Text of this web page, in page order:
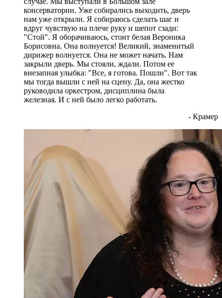
консерватории. Уже собирались выходить, дверь
нам уже открыли. Я собираюсь сделать шаг и
вдруг чувствую на плече руку и шепот сзади:
"Стой". Я оборачиваюсь, стоит белая Вероника
Борисовна. Она волнуется! Великий, знаменитый
дирижер волнуется. Она не может начать. Нам
закрыли дверь. Мы стояли, ждали. Потом ее
внезапная улыбка: "Все, я готова. Пошли". Вот так
мы тогда вышли с ней на сцену. Да, она жестко
руководила оркестром, дисциплина была
железная. И с ней было легко работать.
- Крамер